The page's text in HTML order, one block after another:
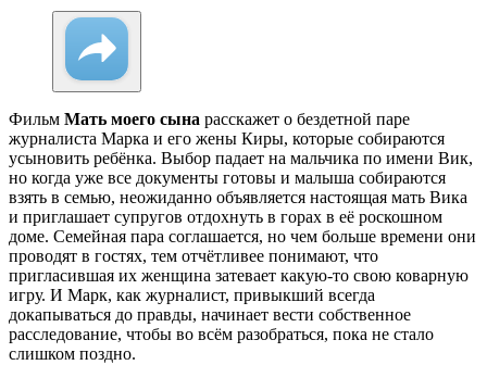
Фильм Мать моего сына расскажет о бездетной паре
журналиста Марка и его жены Киры, которые собираются
усыновить ребёнка. Выбор падает на мальчика по имени Вик,
но когда уже все документы готовы и малыша собираются
взять в семью, неожиданно объявляется настоящая мать Вика
и приглашает супругов отдохнуть в горах в её роскошном
доме. Семейная пара соглашается, но чем больше времени они
проводят в гостях, тем отчётливее понимают, что
пригласившая их женщина затевает какую-то свою коварную
игру. И Марк, как журналист, привыкший всегда
докапываться до правды, начинает вести собственное
расследование, чтобы во всём разобраться, пока не стало
слишком поздно.